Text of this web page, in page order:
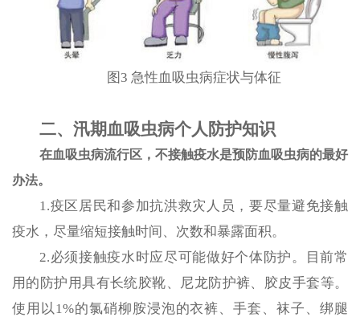
图3 急性血吸虫病症状与体征
二、汛期血吸虫病个人防护知识
在血吸虫病流行区，不接触疫水是预防血吸虫病的最好
办法。
1.疫区居民和参加抗洪救灾人员，要尽量避免接触
疫水，尽量缩短接触时间、次数和暴露面积。
2.必须接触疫水时应尽可能做好个体防护。目前常
用的防护用具有长统胶靴、尼龙防护裤、胶皮手套等。
使用以1%的氯硝柳胺浸泡的衣裤、手套、袜子、绑腿